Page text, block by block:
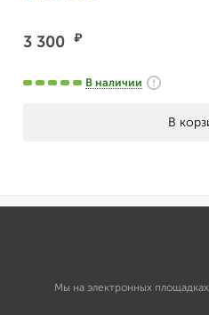
3 300 ₽
В наличии
Мы на электронных площадках